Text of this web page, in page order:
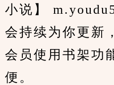
小说】
会持续为你更新
会员使用书架功
便。